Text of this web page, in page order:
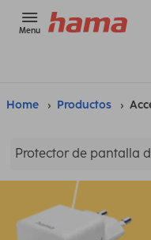
Menu
Home Productos
Protector de pantalla